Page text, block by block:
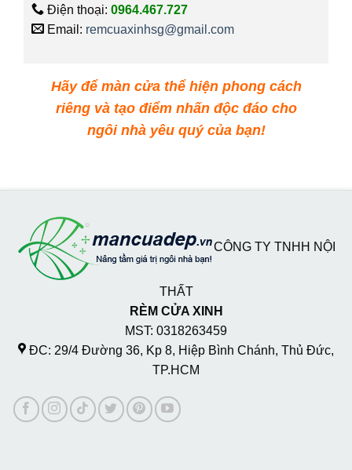
Điện thoại: 0964.467.727
Email: remcuaxinhsg@gmail.com
Hãy để màn cửa thể hiện phong cách
riêng và tạo điểm nhấn độc đáo cho
ngôi nhà yêu quý của bạn!
CÔNG TY TNHH NỘI
THẤT
RÈM CỬA XINH
MST: 0318263459
ĐC: 29/4 Đường 36, Kp 8, Hiệp Bình Chánh, Thủ Đức,
TP.HCM